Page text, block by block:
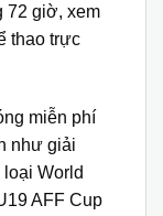
72 giờ, xem
thao trực
miễn phí
như giải
World
AFF Cup